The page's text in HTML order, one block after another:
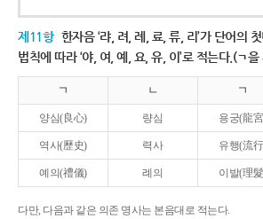
제11항 한자음 ‘랴, 려, 례, 료, 류, 리’가 단어의
법칙에 따라 ‘야, 여, 예, 요, 유, 이’로 적는다.(ㄱ
ㄱ ㄴ ㄱ
양심(良心) 량심 용궁(龍
역사(歷史) 력사 유행(流
예의(禮儀) 례의 이발(理
다만, 다음과 같은 의존 명사는 본음대로 적는다.